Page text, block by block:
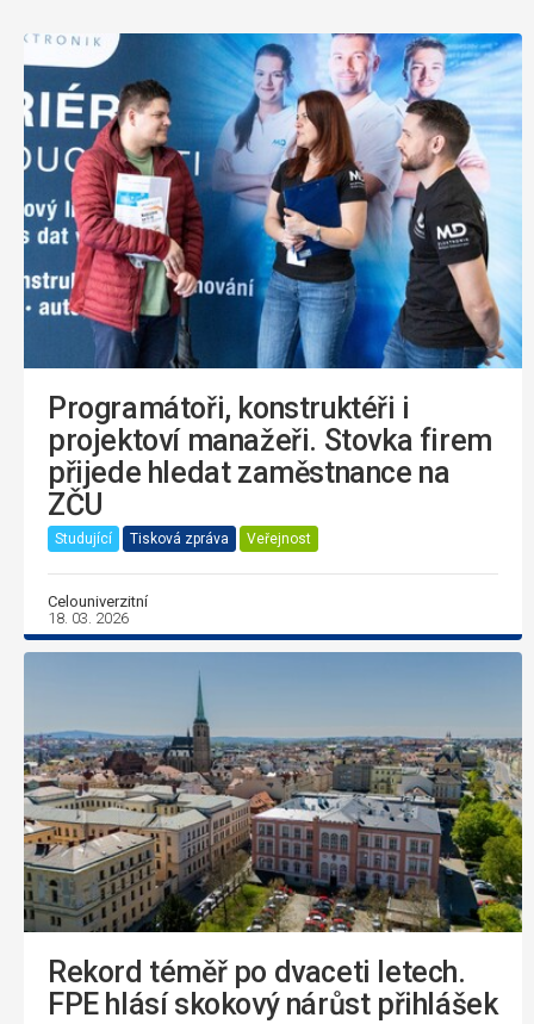
Programátoři, konstruktéři i
projektoví manažeři. Stovka firem
přijede hledat zaměstnance na
ZČU
Studující Tisková zpráva Veřejnost
Celouniverzitní
18. 03. 2026
Rekord téměř po dvaceti letech.
FPE hlásí skokový nárůst přihlášek